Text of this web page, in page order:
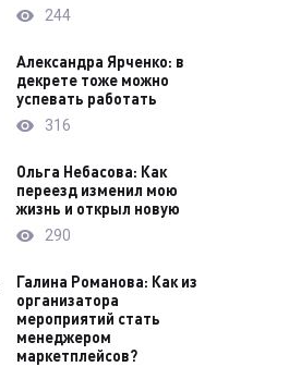
244
Александра Ярченко: в
декрете тоже можно
успевать работать
316
Ольга Небасова: Как
переезд изменил мою
жизнь и открыл новую
290
Галина Романова: Как из
организатора
мероприятий стать
менеджером
маркетплейсов?